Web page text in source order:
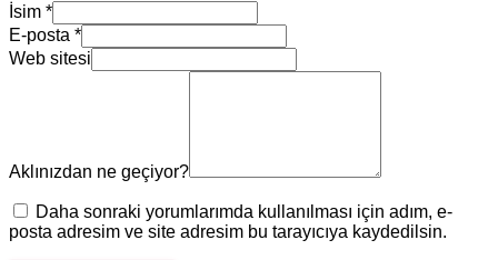
İsim *
E-posta *
Web sitesi
Aklınızdan ne geçiyor?
Daha sonraki yorumlarımda kullanılması için adım, e-
posta adresim ve site adresim bu tarayıcıya kaydedilsin.